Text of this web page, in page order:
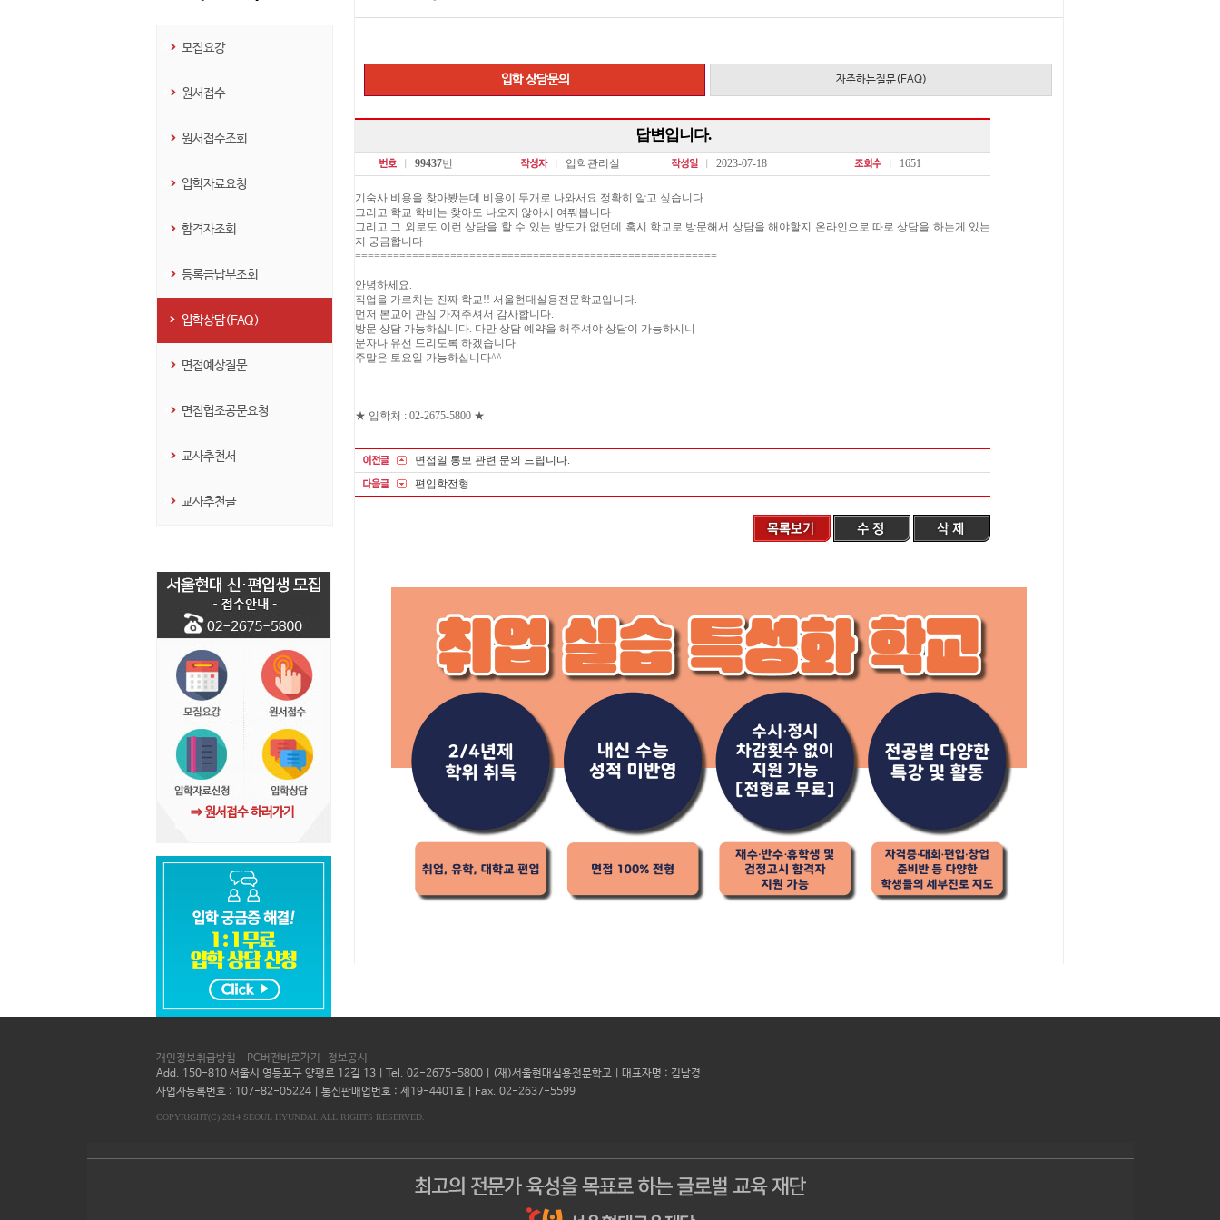
모집요강
원서접수
원서접수조회
입학자료요청
합격자조회
등록금납부조회
입학상담(FAQ)
면접예상질문
면접협조공문요청
교사추천서
교사추천글
⇒ 원서접수 하러가기
입학 상담문의 자주하는질문(FAQ)
답변입니다.
99437번 입학관리실 2023-07-18 1651
기숙사 비용을 찾아봤는데 비용이 두개로 나와서요 정확히 알고 싶습니다
그리고 학교 학비는 찾아도 나오지 않아서 여쭤봅니다
그리고 그 외로도 이런 상담을 할 수 있는 방도가 없던데 혹시 학교로 방문해서 상담을 해야할지 온라인으로 따로 상담을 하는게 있는
지 궁금합니다
=========================================================
안녕하세요.
직업을 가르치는 진짜 학교!! 서울현대실용전문학교입니다.
먼저 본교에 관심 가져주셔서 감사합니다.
방문 상담 가능하십니다. 다만 상담 예약을 해주셔야 상담이 가능하시니
문자나 유선 드리도록 하겠습니다.
주말은 토요일 가능하십니다^^
★ 입학처 : 02-2675-5800 ★
면접일 통보 관련 문의 드립니다.
편입학전형
개인정보취급방침 PC버전바로가기
정보공시
Add. 150-810 서울시 영등포구 양평로 12길 13 | Tel. 02-2675-5800 | (재)서울현대실용전문학교 | 대표자명 : 김남경
사업자등록번호 : 107-82-05224 | 통신판매업번호 : 제19-4401호 | Fax. 02-2637-5599
COPYRIGHT(C) 2014 SEOUL HYUNDAI. ALL RIGHTS RESERVED.